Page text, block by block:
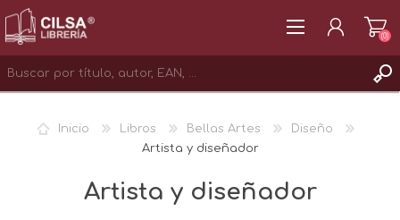
INICIAR SESIÓN
(0)
Inicio Libros Bellas Artes
Diseño
Artista y diseñador
Artista y diseñador